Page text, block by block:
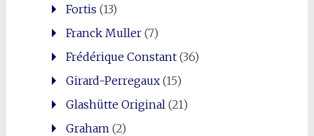
Fortis (13)
Franck Muller(7)
Frédérique Constant(36)
Girard-Perregaux(15)
Glashütte Original (21)
Graham (2)